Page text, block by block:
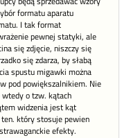
formatu aparatu
I tak format
pewnej statyki, ale
się zdjęcie, niszczy się
się zdarza, by słabą
spustu migawki można
pod powiększalnikiem. Nie
wtedy o tzw. kątach
widzenia jest kąt
który stosuje pewien
efekty.